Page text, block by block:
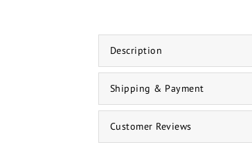
Description
Shipping & Payment
Customer Reviews